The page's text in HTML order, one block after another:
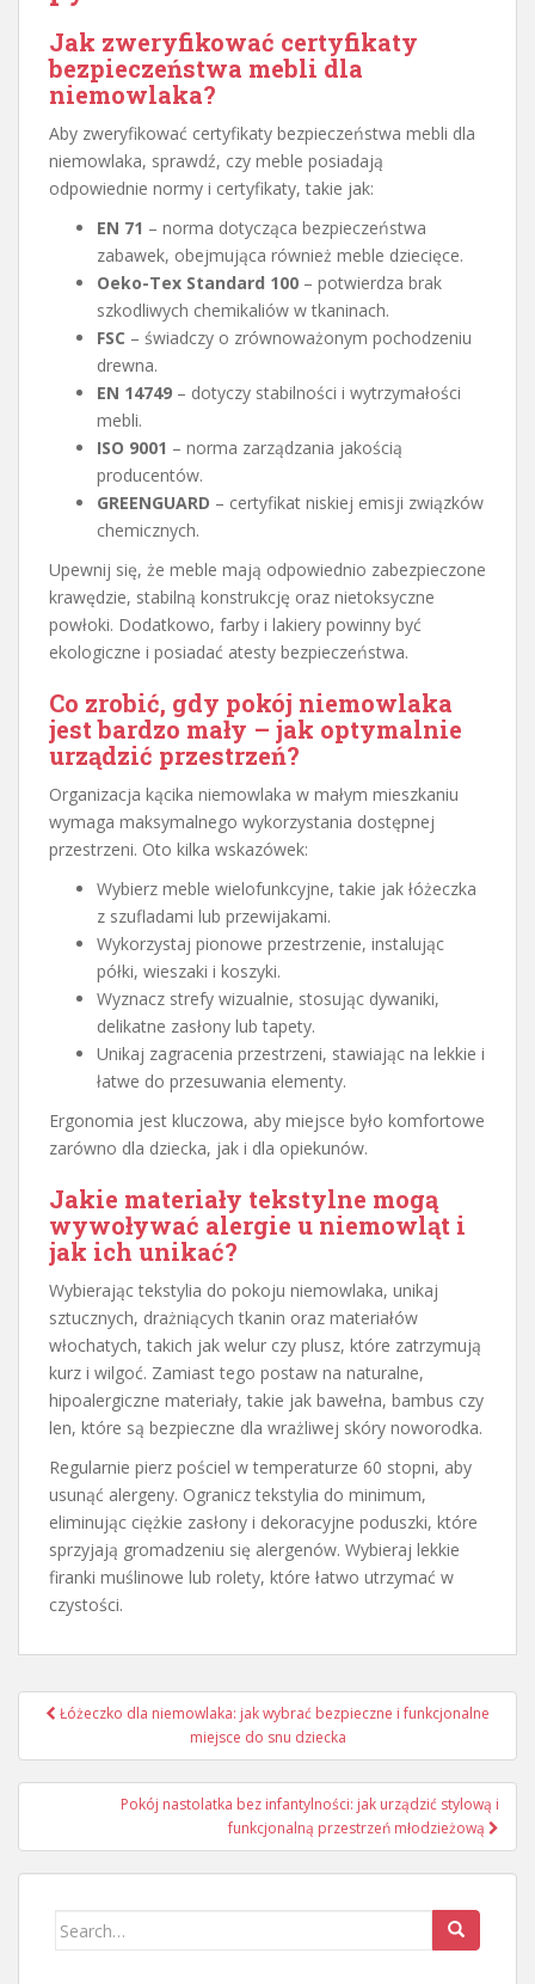
Jak zweryfikować certyfikaty
bezpieczeństwa mebli dla
niemowlaka?
Aby zweryfikować certyfikaty bezpieczeństwa mebli dla
niemowlaka, sprawdź, czy meble posiadają
odpowiednie normy i certyfikaty, takie jak:
EN 71 – norma dotycząca bezpieczeństwa
zabawek, obejmująca również meble dziecięce.
Oeko-Tex Standard 100 – potwierdza brak
szkodliwych chemikaliów w tkaninach.
FSC – świadczy o zrównoważonym pochodzeniu
drewna.
EN 14749 – dotyczy stabilności i wytrzymałości
mebli.
ISO 9001 – norma zarządzania jakością
producentów.
GREENGUARD – certyfikat niskiej emisji związków
chemicznych.
Upewnij się, że meble mają odpowiednio zabezpieczone
krawędzie, stabilną konstrukcję oraz nietoksyczne
powłoki. Dodatkowo, farby i lakiery powinny być
ekologiczne i posiadać atesty bezpieczeństwa.
Co zrobić, gdy pokój niemowlaka
jest bardzo mały – jak optymalnie
urządzić przestrzeń?
Organizacja kącika niemowlaka w małym mieszkaniu
wymaga maksymalnego wykorzystania dostępnej
przestrzeni. Oto kilka wskazówek:
Wybierz meble wielofunkcyjne, takie jak łóżeczka
z szufladami lub przewijakami.
Wykorzystaj pionowe przestrzenie, instalując
półki, wieszaki i koszyki.
Wyznacz strefy wizualnie, stosując dywaniki,
delikatne zasłony lub tapety.
Unikaj zagracenia przestrzeni, stawiając na lekkie i
łatwe do przesuwania elementy.
Ergonomia jest kluczowa, aby miejsce było komfortowe
zarówno dla dziecka, jak i dla opiekunów.
Jakie materiały tekstylne mogą
wywoływać alergie u niemowląt i
jak ich unikać?
Wybierając tekstylia do pokoju niemowlaka, unikaj
sztucznych, drażniących tkanin oraz materiałów
włochatych, takich jak welur czy plusz, które zatrzymują
kurz i wilgoć. Zamiast tego postaw na naturalne,
hipoalergiczne materiały, takie jak bawełna, bambus czy
len, które są bezpieczne dla wrażliwej skóry noworodka.
Regularnie pierz pościel w temperaturze 60 stopni, aby
usunąć alergeny. Ogranicz tekstylia do minimum,
eliminując ciężkie zasłony i dekoracyjne poduszki, które
sprzyjają gromadzeniu się alergenów. Wybieraj lekkie
firanki muślinowe lub rolety, które łatwo utrzymać w
czystości.
Nawigacja
Łóżeczko dla niemowlaka: jak wybrać bezpieczne i funkcjonalne
miejsce do snu dziecka
Pokój nastolatka bez infantylności: jak urządzić stylową i
funkcjonalną przestrzeń młodzieżową
Search